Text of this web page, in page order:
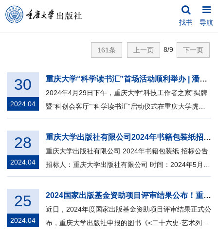
找书 导航
161条 上一页 8/9 下一页
重庆大学“科学读书汇”首场活动顺利举办 | 潘复生院士畅谈能源结构现状及镁基能源材料发展前景
2024年4月29日下午，重庆大学“科技工作者之家”揭牌
暨“科创会客厅”“科学读书汇”启动仪式在重庆大学虎溪
校区正式启动。“科学读书汇”...
30
2024.04
重庆大学出版社有限公司2024年书籍包装纸招标公告
重庆大学出版社有限公司 2024年书籍包装纸 招标公告
招标人：重庆大学出版社有限公司 时间：2024年5月
根据国家相关...
28
2024.04
2024国家出版基金资助项目评审结果公布！重庆大学出版社3个项目成功入选
近日，2024年度国家出版基金资助项目评审结果正式公
布，重庆大学出版社申报的图书《<二十六史·艺术列传
25
2024.04